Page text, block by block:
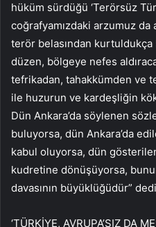
hüküm sürdüğü ‘Terörsüz
coğrafyamızdaki arzumuz
terör belasından kurtuldukça
düzen, bölgeye nefes
tefrikadan, tahakkümden ve
ile huzurun ve kardeşliğin
Dün Ankara’da söylenen
buluyorsa, dün Ankara’da
kabul oluyorsa, dün
kudretine dönüşüyorsa,
davasının büyüklüğüdür”
‘TÜRKİYE, AVRUPA’SIZ DA